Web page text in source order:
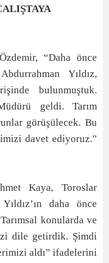
“Daha önce
Yıldız,
bulunmuştuk.
geldi. Tarım
görüşülecek. Bu
davet ediyoruz.”
Kaya, Toroslar
daha önce
konularda ve
dile getirdik. Şimdi
aldı” ifadelerini